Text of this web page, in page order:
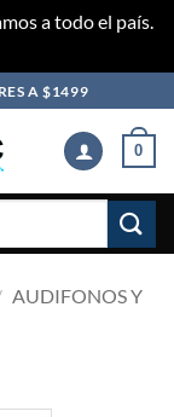
a todo el país.
A $1499
0
AUDIFONOS Y